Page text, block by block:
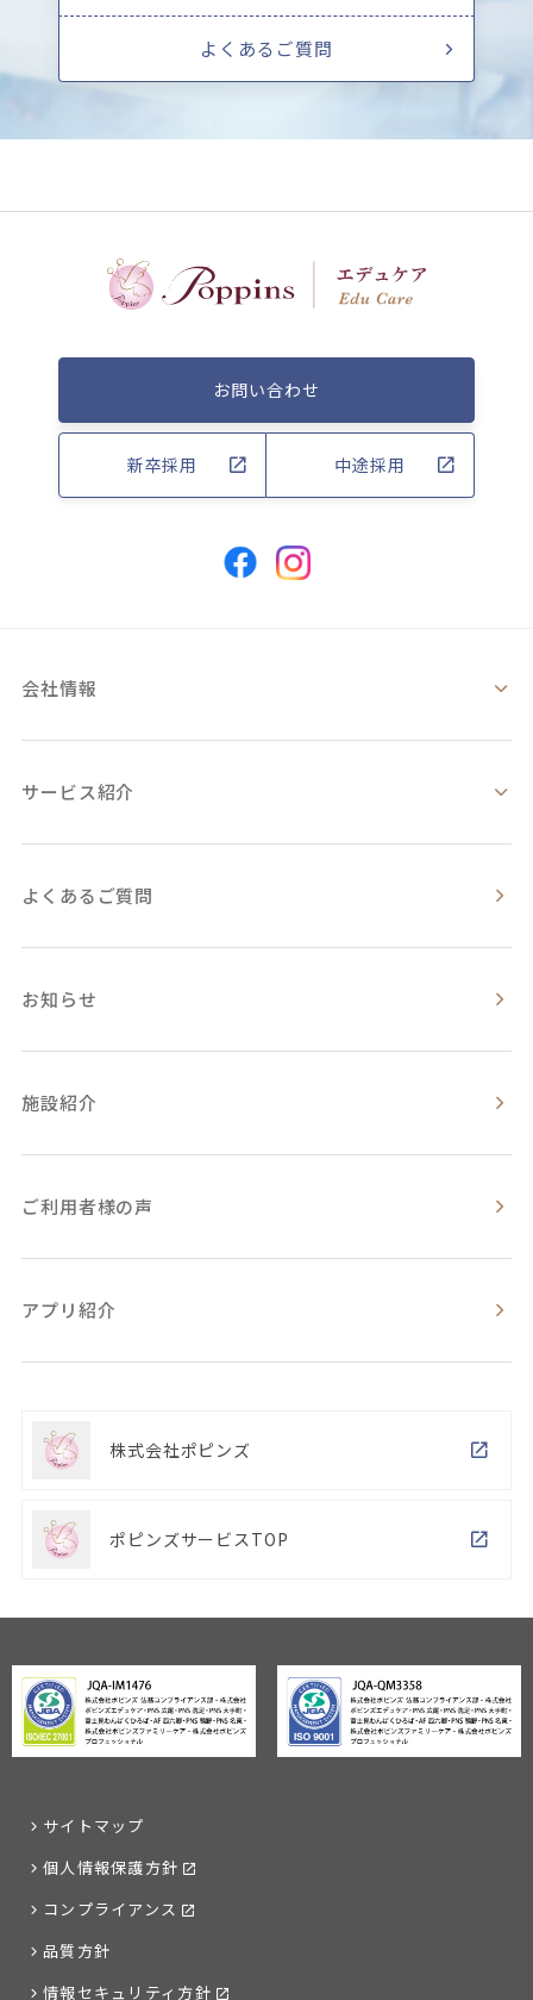
よくあるご質問
お問い合わせ
新卒採用 中途採用
会社情報
サービス紹介
よくあるご質問
お知らせ
施設紹介
ご利用者様の声
アプリ紹介
株式会社ポピンズ
ポピンズサービスTOP
サイトマップ
個人情報保護方針
コンプライアンス
品質方針
情報セキュリティ方針